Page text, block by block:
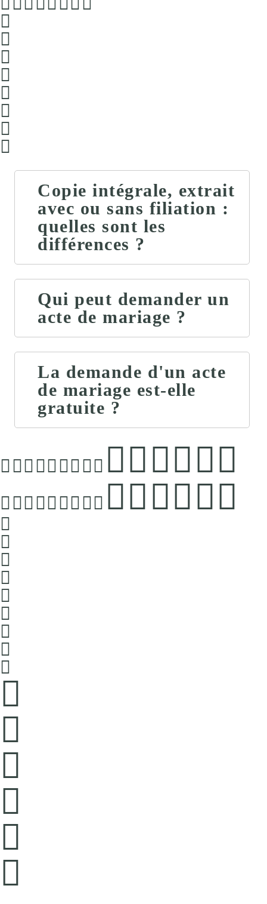
Copie intégrale, extrait
avec ou sans filiation :
quelles sont les
différences ?
Qui peut demander un
acte de mariage ?
La demande d'un acte
de mariage est-elle
gratuite ?